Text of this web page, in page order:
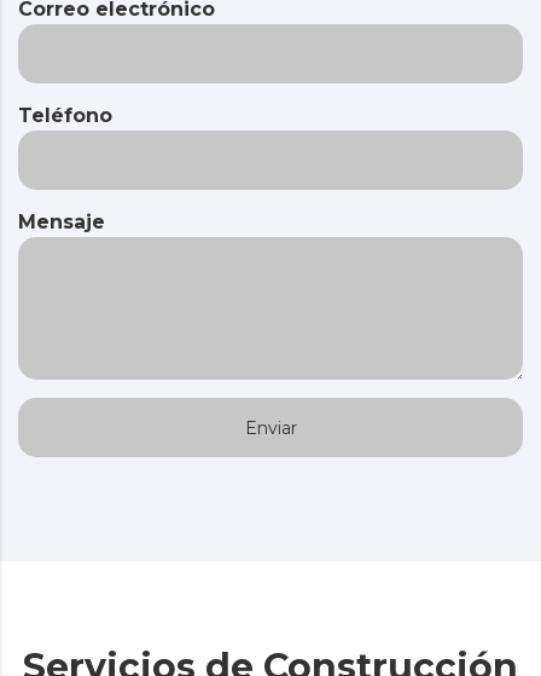
Correo electrónico
Teléfono
Mensaje
Servicios de Construcción